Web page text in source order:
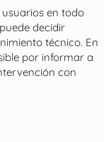
en todo
decidir
técnico. En
por informar a
con